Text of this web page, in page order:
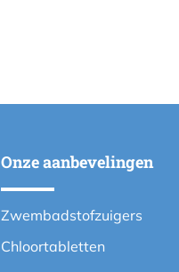
Onze aanbevelingen
Zwembadstofzuigers
Chloortabletten